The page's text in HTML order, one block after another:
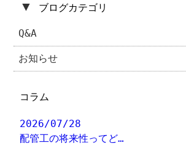
▼ ブログカテゴリ
Q&A
お知らせ
コラム
2026/07/28
配管工の将来性ってど…